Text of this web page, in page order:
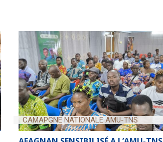
CAMAPGNE NATIONALE AMU-TNS